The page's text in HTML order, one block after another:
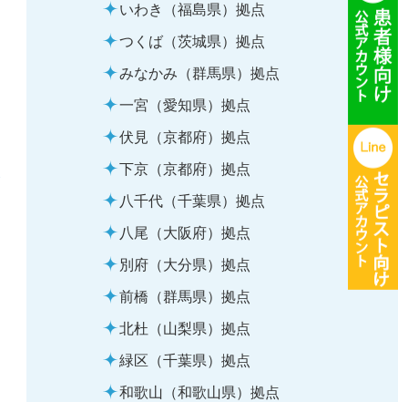
いわき（福島県）拠点
つくば（茨城県）拠点
みなかみ（群馬県）拠点
一宮（愛知県）拠点
伏見（京都府）拠点
下京（京都府）拠点
八千代（千葉県）拠点
八尾（大阪府）拠点
別府（大分県）拠点
前橋（群馬県）拠点
北杜（山梨県）拠点
緑区（千葉県）拠点
和歌山（和歌山県）拠点